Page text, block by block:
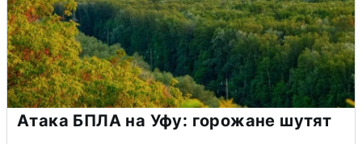
Атака БПЛА на Уфу: горожане шутят